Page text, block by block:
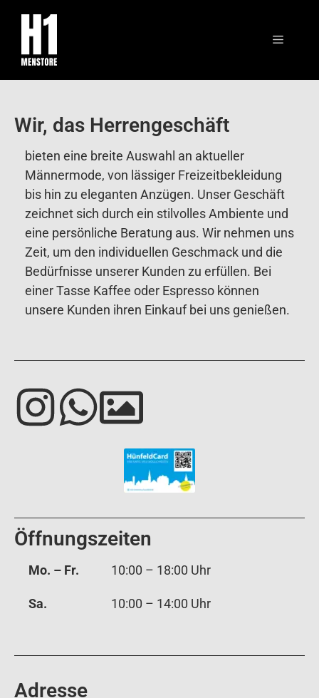
Wir, das Herrengeschäft
bieten eine breite Auswahl an aktueller
Männermode, von lässiger Freizeitbekleidung
bis hin zu eleganten Anzügen. Unser Geschäft
zeichnet sich durch ein stilvolles Ambiente und
eine persönliche Beratung aus. Wir nehmen uns
Zeit, um den individuellen Geschmack und die
Bedürfnisse unserer Kunden zu erfüllen. Bei
einer Tasse Kaffee oder Espresso können
unsere Kunden ihren Einkauf bei uns genießen.
Öffnungszeiten
Mo. – Fr.
Sa.
10:00 – 18:00 Uhr
10:00 – 14:00 Uhr
Adresse